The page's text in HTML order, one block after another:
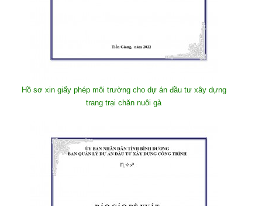
Hồ sơ xin giấy phép môi trường cho dự án đầu tư xây dựng
trang trại chăn nuôi gà